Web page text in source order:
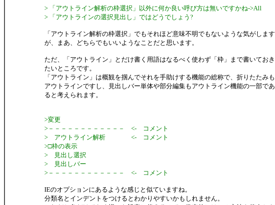
> 「アウトライン解析の枠選択」以外に何か良い呼び方は無いですかね->All
> 「アウトラインの選択見出し」ではどうでしょう?
「アウトライン解析の枠選択」でもそれほど意味不明でもないような気がします
が、まあ、どちらでもいいようなことだと思います。
ただ、「アウトライン」とだけ書く用語はなるべく使わず「枠」まで書いておき
たいところです。
「アウトライン」は概観を掴んでそれを手助けする機能の総称で、折りたたみも
アウトラインですし、見出しバー単体や部分編集もアウトライン機能の一部であ
ると考えられます。
>変更
>－－－－－－－－－－－－ <- コメント
> アウトライン解析 <- コメント
>□枠の表示
> 見出し選択
> 見出しバー
>－－－－－－－－－－－－ <- コメント
IEのオプションにあるような感じと似ていますね。
分類名とインデントをつけるとわかりやすいかもしれません。